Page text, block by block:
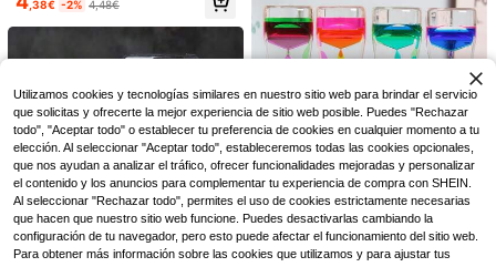
ados, diseño único
Estatua de Madre Tierra de Acrílico
o, Decoración Zen de Meditación y
Amante de la Naturaleza, Diosa Ma
dre Tierra, Hada del Árbol, Decoraci
ón Espiritual, Meditación Zen, Deco
ración de Altar, Decoración de Habi
tación, Decoración de Escritorio, De
coración de Sala de Estar
ara decoración del hogar y regalo,
adecuado para el aula, juegos y de
portes, estilo nórdico, apto para ofi
cina, sala de estar, dormitorio y est
cua, cumpleaños y graduación
,38€ -2% 4,48€
Ahorro de 0,13€
1 pieza Temporizador de líquido acr
Utilizamos cookies y tecnologías similares en nuestro sitio web para brindar el servicio
que solicitas y ofrecerte la mejor experiencia de sitio web posible. Puedes "Rechazar
todo", "Aceptar todo" o establecer tu preferencia de cookies en cualquier momento a tu
elección. Al seleccionar "Aceptar todo", estableceremos todas las cookies opcionales,
que nos ayudan a analizar el tráfico, ofrecer funcionalidades mejoradas y personalizar
el contenido y los anuncios para complementar tu experiencia de compra con SHEIN.
Al seleccionar "Rechazar todo", permites el uso de cookies estrictamente necesarias
que hacen que nuestro sitio web funcione. Puedes desactivarlas cambiando la
configuración de tu navegador, pero esto puede afectar el funcionamiento del sitio web.
Para obtener más información sobre las cookies que utilizamos y para ajustar tus